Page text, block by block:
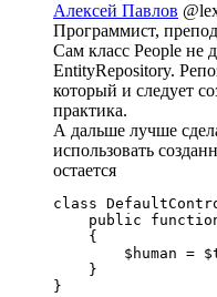
Алексей Павлов
Программист,
Сам класс People не
EntityRepository.
который и следует
практика.
А дальше лучше
использовать
остается
class
public
    {
$human =
    }
}